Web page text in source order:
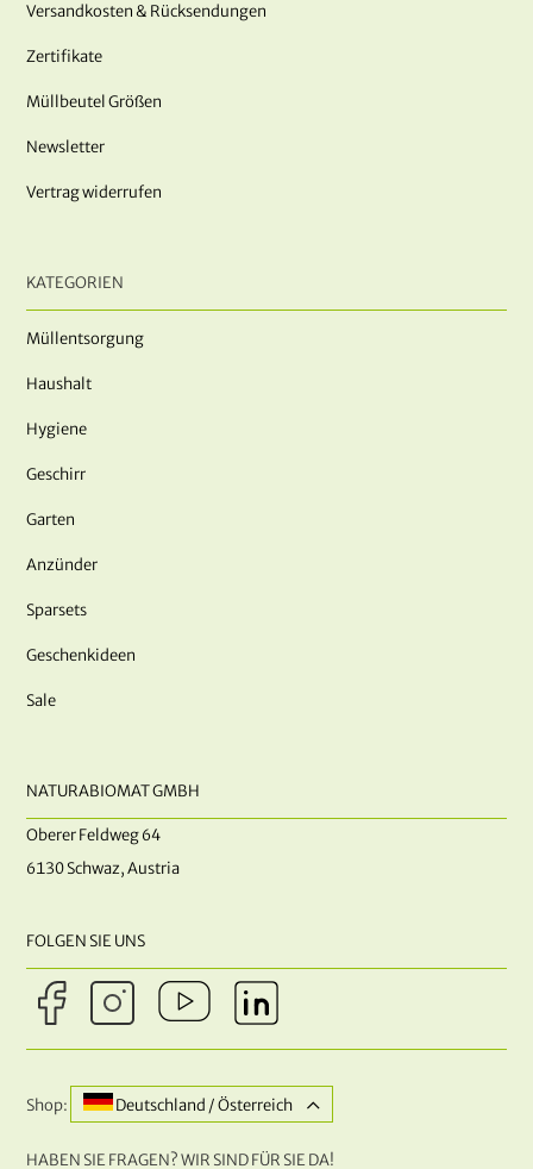
Versandkosten & Rücksendungen
Zertifikate
Müllbeutel Größen
Newsletter
Vertrag widerrufen
KATEGORIEN
Müllentsorgung
Haushalt
Hygiene
Geschirr
Garten
Anzünder
Sparsets
Geschenkideen
Sale
NATURABIOMAT GMBH
Oberer Feldweg 64
6130 Schwaz, Austria
FOLGEN SIE UNS
Shop: Deutschland / Österreich
HABEN SIE FRAGEN? WIR SIND FÜR SIE DA!